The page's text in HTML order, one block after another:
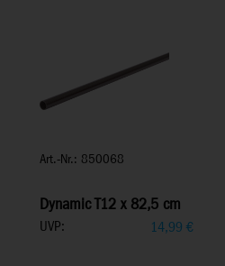
Art.-Nr.: 850068
Dynamic T12 x 82,5 cm
UVP: 14,99 €